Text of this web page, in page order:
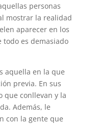
personas
mostrar la realidad
aparecer en los
todo es demasiado
aquella en la que
previa. En sus
que conllevan y la
Además, le
con la gente que